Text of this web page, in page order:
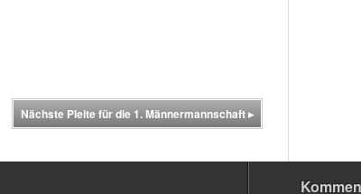
Nächste Pleite für die 1. Männermannschaft▸